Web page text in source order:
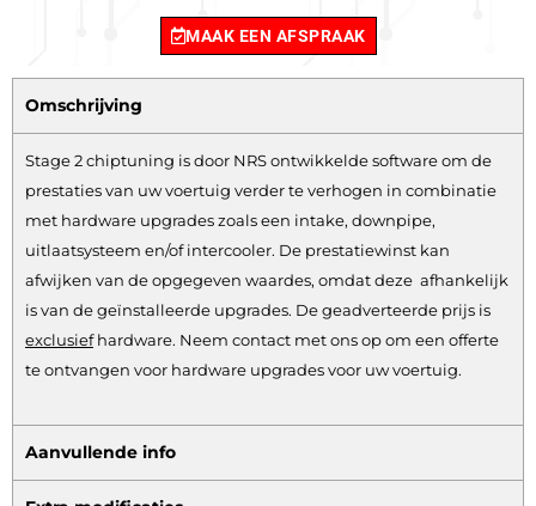
MAAK EEN AFSPRAAK
Omschrijving
Stage 2 chiptuning is door NRS ontwikkelde software om de
prestaties van uw voertuig verder te verhogen in combinatie
met hardware upgrades zoals een intake, downpipe,
uitlaatsysteem en/of intercooler. De prestatiewinst kan
afwijken van de opgegeven waardes, omdat deze afhankelijk
is van de geïnstalleerde upgrades. De geadverteerde prijs is
exclusiefhardware. Neem contact met ons op om een offerte
te ontvangen voor hardware upgrades voor uw voertuig.
Aanvullende info